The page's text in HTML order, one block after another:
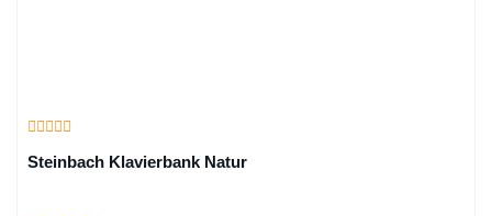
Steinbach Klavierbank Natur